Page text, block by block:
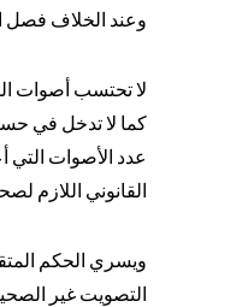
وعند الخلاف فصل
لا تحتسب أصوات
كما لا تدخل في
عدد الأصوات
القانوني اللازم
ويسري الحكم
التصويت غير